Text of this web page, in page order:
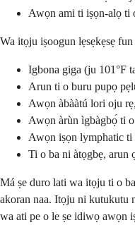
Awọn ami ti iṣọn-alọ ti
Wa itọju iṣoogun lẹsẹkẹsẹ
Igbona giga (ju 101°F
Arun ti o buru pupọ
Awọn àbààtú lori oju
Awọn àrùn ìgbàgbọ́ ti
Awọn iṣọn lymphatic ti
Ti o ba ni àtọgbẹ, arun
Má ṣe duro lati wa itọju ti o
akoran naa. Itọju ni kutukutu
wa ati pe o le ṣe idiwọ awọn